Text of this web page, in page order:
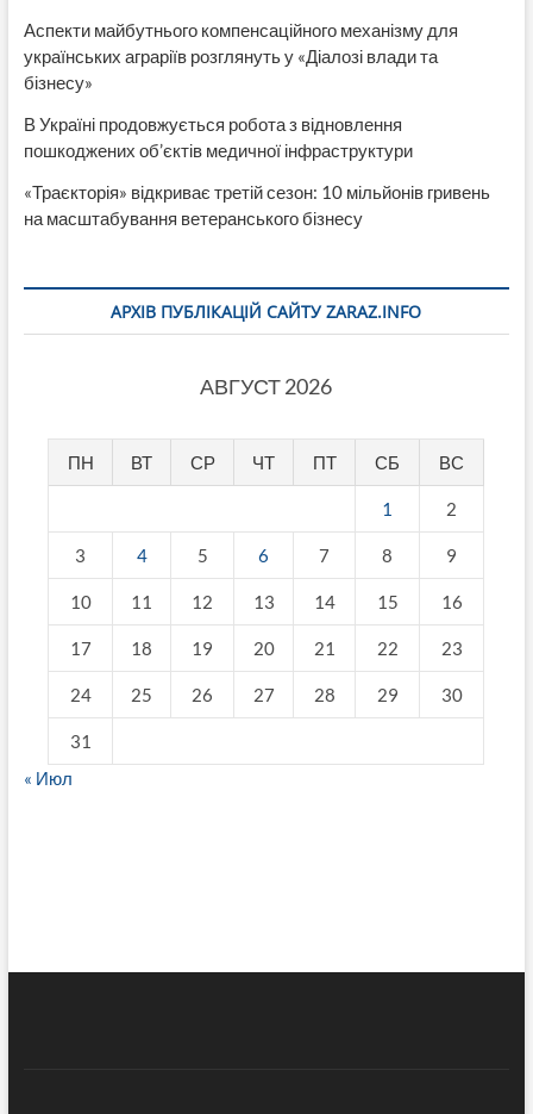
Аспекти майбутнього компенсаційного механізму для
українських аграріїв розглянуть у «Діалозі влади та
бізнесу»
В Україні продовжується робота з відновлення
пошкоджених об’єктів медичної інфраструктури
«Траєкторія» відкриває третій сезон: 10 мільйонів гривень
на масштабування ветеранського бізнесу
АРХІВ ПУБЛІКАЦІЙ САЙТУ ZARAZ.INFO
АВГУСТ 2026
ПН ВТ СР ЧТ ПТ СБ ВС
1 2
3 4 5 6 7 8 9
10 11 12 13 14 15 16
17 18 19 20 21 22 23
24 25 26 27 28 29 30
31
« Июл